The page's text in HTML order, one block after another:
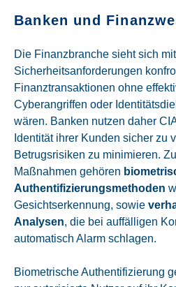
Banken und
Die Finanzbranche sieht sich
Sicherheitsanforderungen
Finanztransaktionen ohne
Cyberangriffen oder
wären. Banken nutzen daher
Identität ihrer Kunden sicher zu
Betrugsrisiken zu minimieren.
Maßnahmen gehören
Authentifizierungsmethoden
Gesichtserkennung, sowie
Analysen, die bei auffälligen
automatisch Alarm schlagen.
Biometrische Authentifizierung